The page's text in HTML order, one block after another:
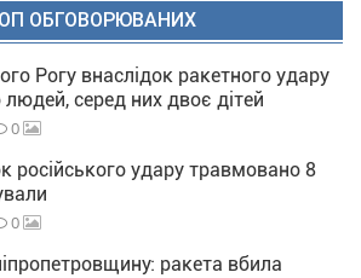
ОБГОВОРЮВАНИХ
Рогу внаслідок ракетного удару
серед них двоє дітей
0
російського удару травмовано 8
0
ракета вбила